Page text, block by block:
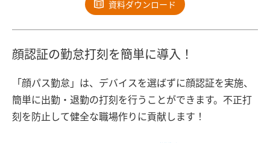
資料ダウンロード
顔認証の勤怠打刻を簡単に導入！
「顔パス勤怠」は、デバイスを選ばずに顔認証を実施、
簡単に出勤・退勤の打刻を行うことができます。不正打
刻を防止して健全な職場作りに貢献します！